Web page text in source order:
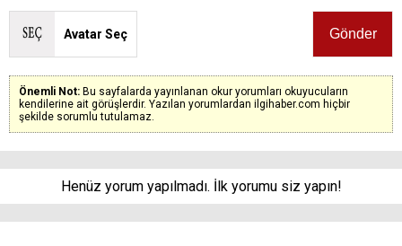
Avatar Seç
Önemli Not: Bu sayfalarda yayınlanan okur yorumları okuyucuların
kendilerine ait görüşlerdir. Yazılan yorumlardan ilgihaber.com hiçbir
şekilde sorumlu tutulamaz.
Henüz yorum yapılmadı. İlk yorumu siz yapın!